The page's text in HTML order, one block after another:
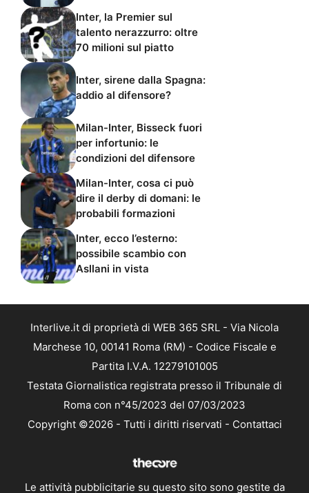
Inter, la Premier sul
talento nerazzurro: oltre
70 milioni sul piatto
Inter, sirene dalla Spagna:
addio al difensore?
Milan-Inter, Bisseck fuori
per infortunio: le
condizioni del difensore
Milan-Inter, cosa ci può
dire il derby di domani: le
probabili formazioni
Inter, ecco l’esterno:
possibile scambio con
Asllani in vista
Interlive.it di proprietà di WEB 365 SRL - Via Nicola
Marchese 10, 00141 Roma (RM) - Codice Fiscale e
Partita I.V.A. 12279101005
Testata Giornalistica registrata presso il Tribunale di
Roma con n°45/2023 del 07/03/2023
Copyright ©2026 - Tutti i diritti riservati - Contattaci
Le attività pubblicitarie su questo sito sono gestite da